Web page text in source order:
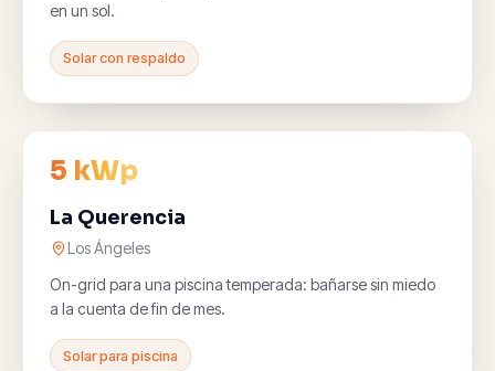
en un sol.
Solar con respaldo
5 kWp
La Querencia
Los Ángeles
On-grid para una piscina temperada: bañarse sin miedo
a la cuenta de fin de mes.
Solar para piscina